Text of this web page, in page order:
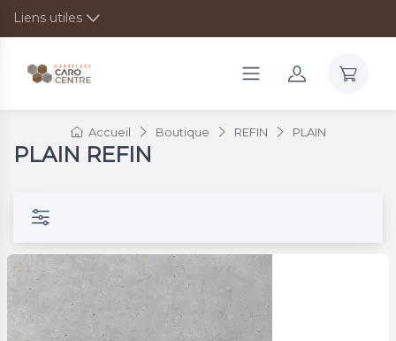
Liens utiles
Accueil Boutique REFIN PLAIN
PLAIN REFIN